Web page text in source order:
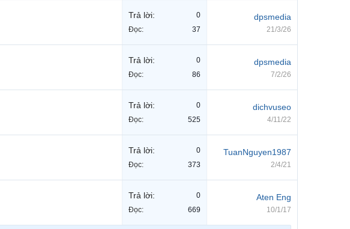
Trả lời:
0
Đọc:
37
dpsmedia
21/3/26
Trả lời:
0
Đọc:
86
dpsmedia
7/2/26
Trả lời:
0
Đọc:
525
dichvuseo
4/11/22
Trả lời:
0
Đọc:
373
TuanNguyen1987
2/4/21
Trả lời:
0
Đọc:
669
Aten Eng
10/1/17